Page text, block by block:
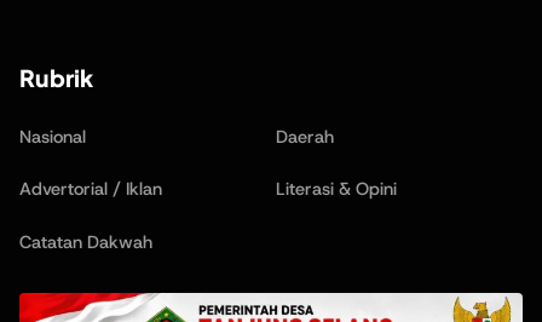
Rubrik
Nasional Daerah
Advertorial / Iklan Literasi & Opini
Catatan Dakwah